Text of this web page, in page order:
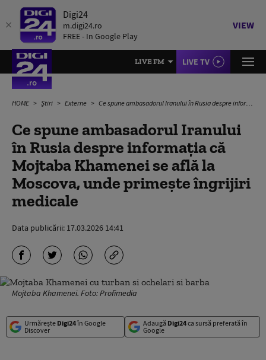
Digi24
m.digi24.ro
FREE - In Google Play
VIEW
LIVE FM LIVE TV
HOME Știri Externe Ce spune ambasadorul Iranului în Rusia despre informația că Mojtaba Khamenei se află la Moscova, unde primește îngrijiri medicale
Ce spune ambasadorul Iranului
în Rusia despre informația că
Mojtaba Khamenei se află la
Moscova, unde primește îngrijiri
medicale
Data publicării: 17.03.2026 14:41
Mojtaba Khamenei. Foto: Profimedia
Urmărește Digi24în Google
Discover
Adaugă Digi24ca sursă preferată în
Google